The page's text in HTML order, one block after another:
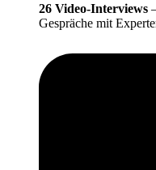
26 Video-Interviews
Gespräche mit